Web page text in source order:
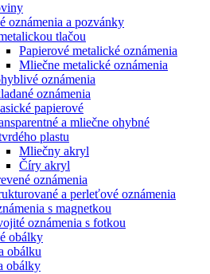
oznámenia a pozvánky
tlačou
Papierové metalické oznámenia
Mliečne metalické oznámenia
oznámenia
oznámenia
papierové
a mliečne ohybné
plastu
Mliečny akryl
Číry akryl
oznámenia
a perleťové oznámenia
s magnetkou
oznámenia s fotkou
obálky
obálku
obálky